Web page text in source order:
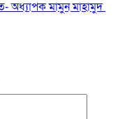
অধ্যাপক মামুন মাহামুদ